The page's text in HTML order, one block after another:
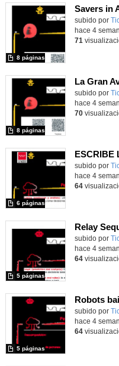
subido por
8 páginas
hace 4
71
La Gran
subido por
8 páginas
hace 4
70
subido por
6 páginas
hace 4
64
Relay
subido por
5 páginas
hace 4
64
Robots
subido por
5 páginas
hace 4
64